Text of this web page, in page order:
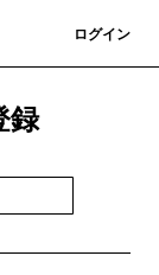
ログイン
録